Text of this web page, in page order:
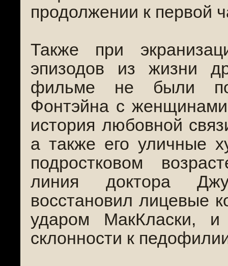
продолжении к первой
Также при
эпизодов из жизни
фильме не были
Фонтэйна с
история любовной
а также его уличные
подростковом
линия доктора
восстановил лицевые
ударом МакКласки, и
склонности к